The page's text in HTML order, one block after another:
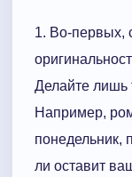
1. Во-первых,
Делайте лишь
Например,
понедельник,
ли оставит